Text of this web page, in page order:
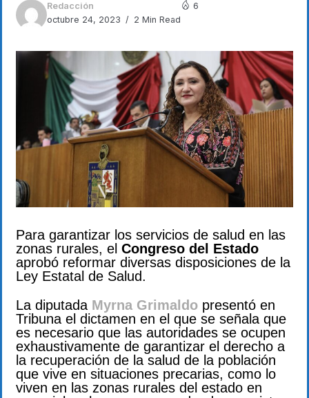
Redacción
octubre 24, 2023
2 Min Read
6
Para garantizar los servicios de salud en las
zonas rurales, el Congreso del Estado
aprobó reformar diversas disposiciones de la
Ley Estatal de Salud.
La diputada Myrna Grimaldo presentó en
Tribuna el dictamen en el que se señala que
es necesario que las autoridades se ocupen
exhaustivamente de garantizar el derecho a
la recuperación de la salud de la población
que vive en situaciones precarias, como lo
viven en las zonas rurales del estado en